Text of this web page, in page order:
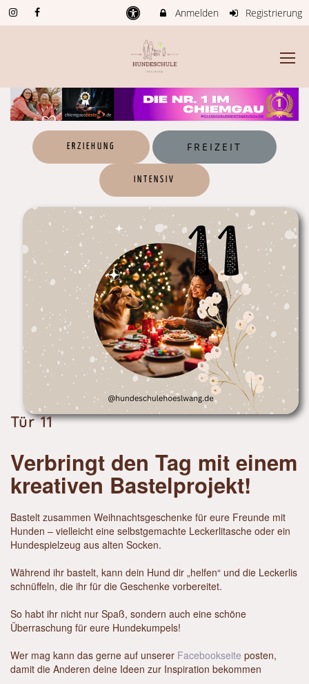
Anmelden Registrierung
ERZIEHUNG FREIZEIT
INTENSIV
Tür 11
Verbringt den Tag mit einem
kreativen Bastelprojekt!
Bastelt zusammen Weihnachtsgeschenke für eure Freunde mit
Hunden – vielleicht eine selbstgemachte Leckerlitasche oder ein
Hundespielzeug aus alten Socken.
Während ihr bastelt, kann dein Hund dir „helfen“ und die Leckerlis
schnüffeln, die ihr für die Geschenke vorbereitet.
So habt ihr nicht nur Spaß, sondern auch eine schöne
Überraschung für eure Hundekumpels!
Wer mag kann das gerne auf unserer Facebookseite posten,
damit die Anderen deine Ideen zur Inspiration bekommen